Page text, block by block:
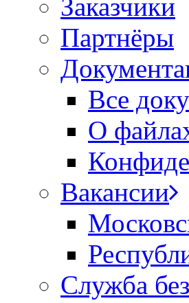
Заказчики
Партнёры
Все
О
Вакансии
Служба